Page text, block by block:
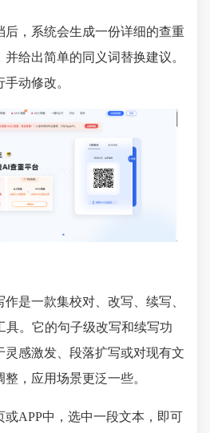
后，系统会生成一份详细的查重
给出简单的同义词替换建议。
动修改。
作是一款集校对、改写、续写、
具。它的句子级改写和续写功
灵感激发、段落扩写或对现有文
，应用场景更泛一些。
或APP中，选中一段文本，即可